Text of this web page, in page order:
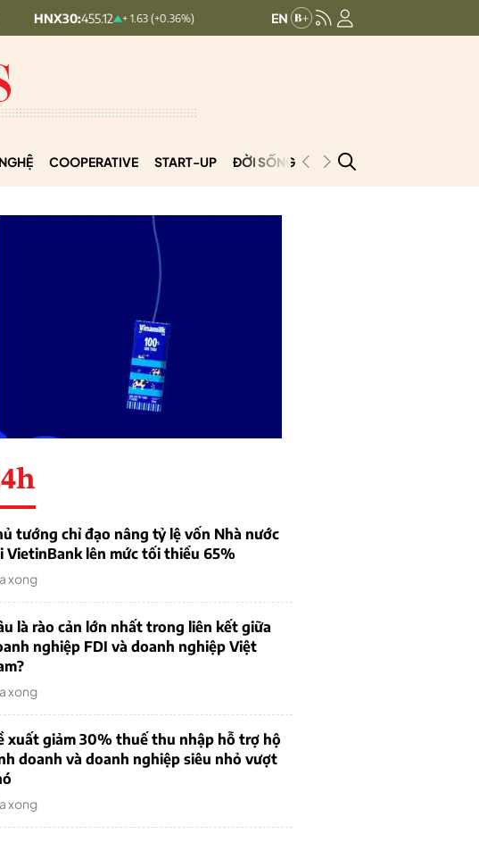
455.12 + 1.63 (+0.36%) HNXINDEX: + 0.25 (+0.09%)
COOPERATIVE START-UP ĐỜI SỐNG PODCAST
tướng chỉ đạo nâng tỷ lệ vốn Nhà nước
VietinBank lên mức tối thiểu 65%
xong
là rào cản lớn nhất trong liên kết giữa
nghiệp FDI và doanh nghiệp Việt
xong
xuất giảm 30% thuế thu nhập hỗ trợ hộ
doanh và doanh nghiệp siêu nhỏ vượt
xong